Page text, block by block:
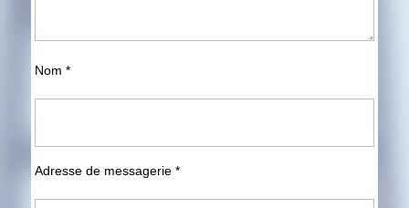
Nom*
Adresse de messagerie*